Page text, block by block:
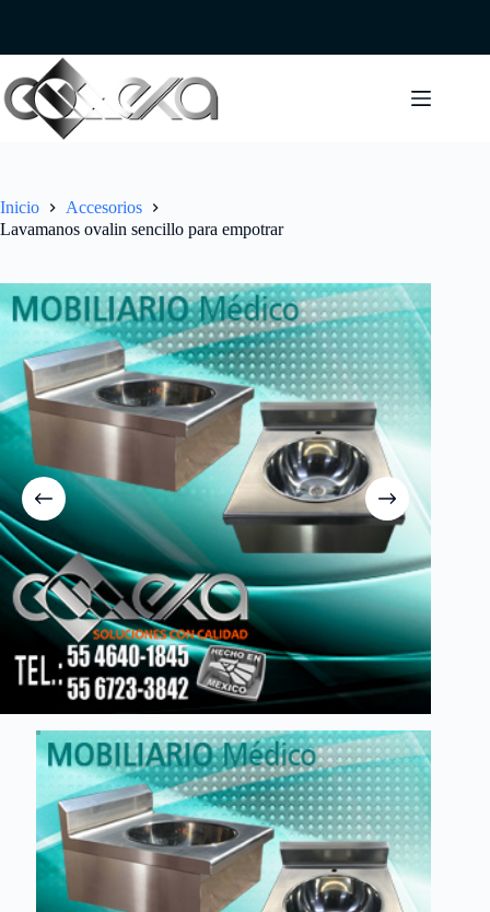
Inicio
Accesorios
Lavamanos ovalin sencillo para empotrar